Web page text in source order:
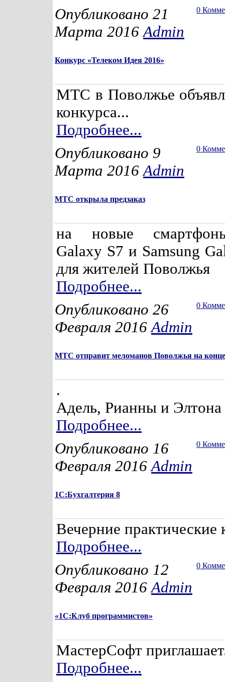
0
Опубликовано 21
Марта 2016Admin
Конкурс «Телеком Идея 2016»
МТС в Поволжье
конкурса...
Подробнее...
0
Опубликовано 9
Марта 2016Admin
МТС открыла предзаказ
на новые
Galaxy S7 и Samsung
для жителей Поволжья
Подробнее...
0
Опубликовано 26
Февраля 2016Admin
МТС отправит меломанов Поволжья на
.
Адель, Рианны и
Подробнее...
0
Опубликовано 16
Февраля 2016Admin
1С:Бухгалтерия 8
Вечерние практические
Подробнее...
0
Опубликовано 12
Февраля 2016Admin
«1С:Клуб программистов»
МастерСофт
Подробнее...